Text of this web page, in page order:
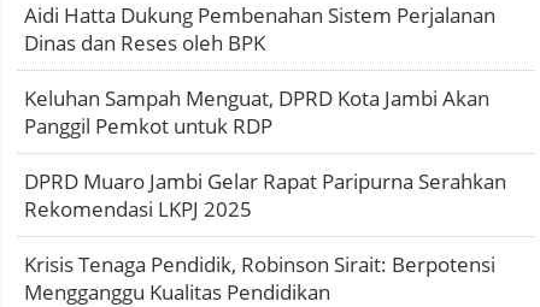
Aidi Hatta Dukung Pembenahan Sistem Perjalanan
Dinas dan Reses oleh BPK
Keluhan Sampah Menguat, DPRD Kota Jambi Akan
Panggil Pemkot untuk RDP
DPRD Muaro Jambi Gelar Rapat Paripurna Serahkan
Rekomendasi LKPJ 2025
Krisis Tenaga Pendidik, Robinson Sirait: Berpotensi
Mengganggu Kualitas Pendidikan